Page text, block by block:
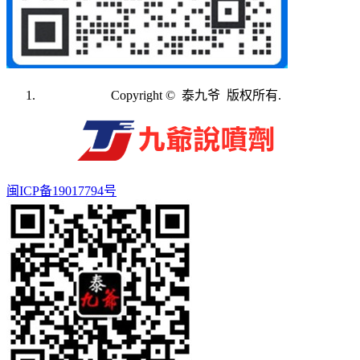
Copyright © 泰九爷 版权所有.
闽ICP备19017794号